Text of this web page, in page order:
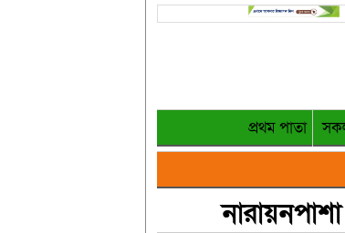
প্রথম পাতা